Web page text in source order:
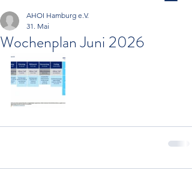
Wochenplan Juni 2026
AHOI Hamburg e.V.
31. Mai